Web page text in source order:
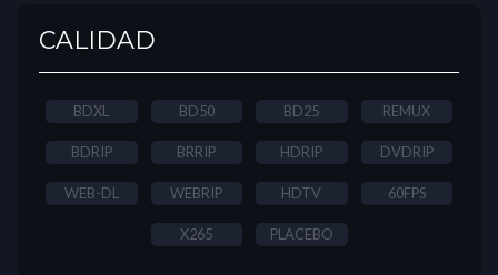
CALIDAD
BDXL BD50 BD25 REMUX
BDRIP BRRIP HDRIP DVDRIP
WEB-DL WEBRIP HDTV 60FPS
X265 PLACEBO